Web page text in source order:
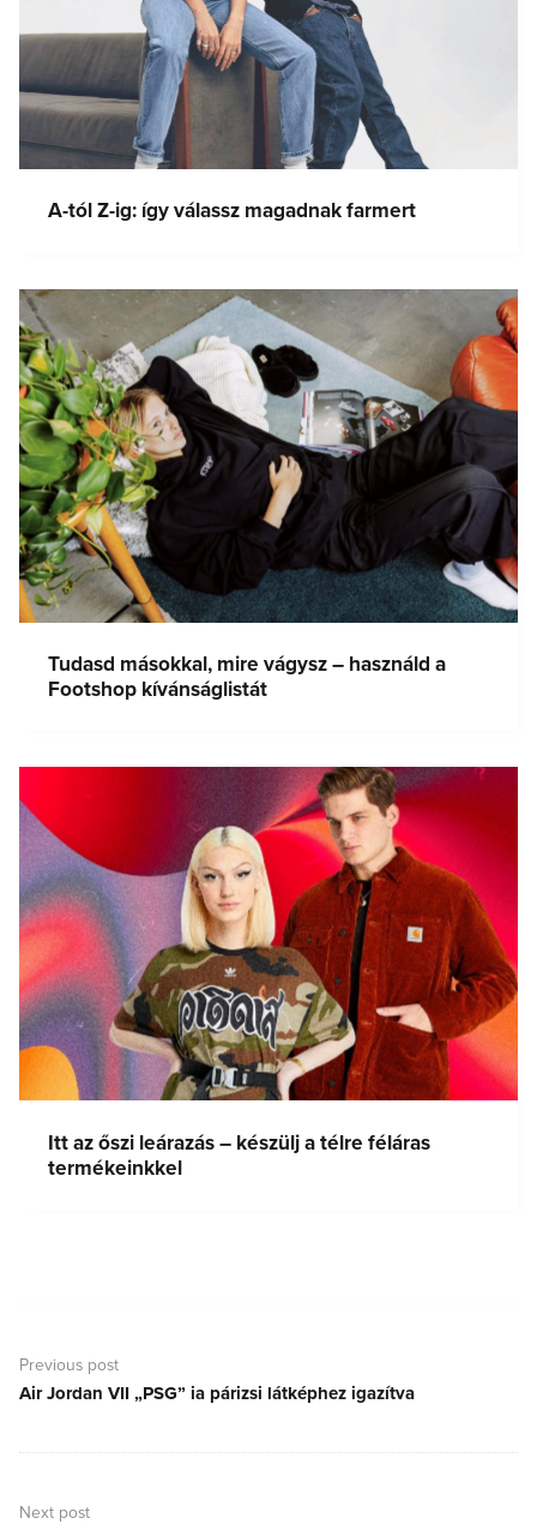
A-tól Z-ig: így válassz magadnak farmert
Tudasd másokkal, mire vágysz – használd a
Footshop kívánságlistát
Itt az őszi leárazás – készülj a télre féláras
termékeinkkel
navigáció
Previous post
Previous
Air Jordan VII „PSG” ia párizsi látképhez igazítva
Next post